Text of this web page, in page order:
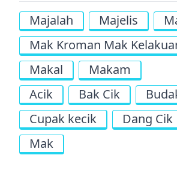
Majalah Majelis
Mak Kroman Mak
Makal
Makam
Acik
Bak Cik
Cupak kecik
Dang Cik
Mak